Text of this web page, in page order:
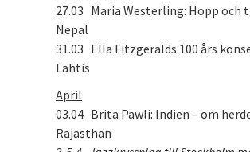
27.03 Maria Westerling: Hopp och
Nepal
31.03 Ella Fitzgeralds 100 års
Lahtis
April
03.04 Brita Pawli: Indien – om
Rajasthan